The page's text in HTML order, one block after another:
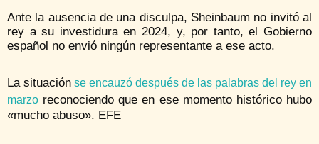
Ante la ausencia de una disculpa, Sheinbaum no invitó al
rey a su investidura en 2024, y, por tanto, el Gobierno
español no envió ningún representante a ese acto.
La situación se encauzó después de las palabras del rey en
marzo reconociendo que en ese momento histórico hubo
«mucho abuso». EFE